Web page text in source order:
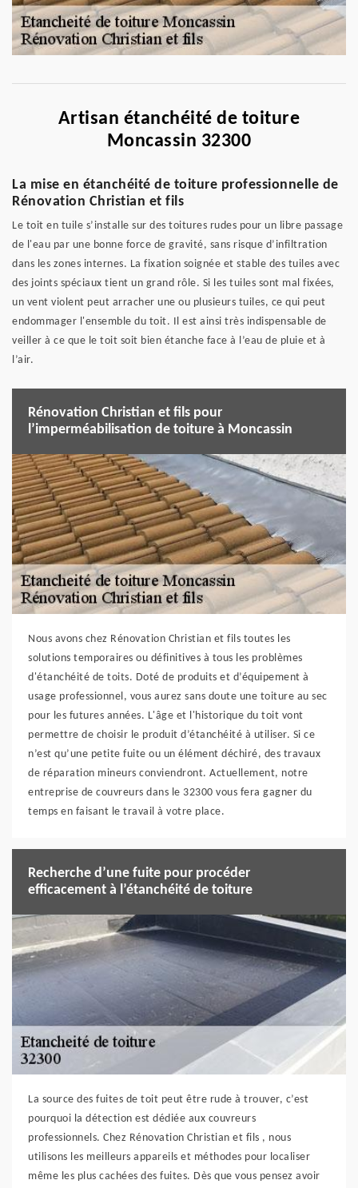
Artisan étanchéité de toiture
Moncassin 32300
La mise en étanchéité de toiture professionnelle de
Rénovation Christian et fils
Le toit en tuile s’installe sur des toitures rudes pour un libre passage
de l'eau par une bonne force de gravité, sans risque d’infiltration
dans les zones internes. La fixation soignée et stable des tuiles avec
des joints spéciaux tient un grand rôle. Si les tuiles sont mal fixées,
un vent violent peut arracher une ou plusieurs tuiles, ce qui peut
endommager l'ensemble du toit. Il est ainsi très indispensable de
veiller à ce que le toit soit bien étanche face à l’eau de pluie et à
l’air.
Rénovation Christian et fils pour
l’imperméabilisation de toiture à Moncassin
Nous avons chez Rénovation Christian et fils toutes les
solutions temporaires ou définitives à tous les problèmes
d'étanchéité de toits. Doté de produits et d’équipement à
usage professionnel, vous aurez sans doute une toiture au sec
pour les futures années. L'âge et l'historique du toit vont
permettre de choisir le produit d’étanchéité à utiliser. Si ce
n’est qu’une petite fuite ou un élément déchiré, des travaux
de réparation mineurs conviendront. Actuellement, notre
entreprise de couvreurs dans le 32300 vous fera gagner du
temps en faisant le travail à votre place.
Recherche d’une fuite pour procéder
efficacement à l’étanchéité de toiture
La source des fuites de toit peut être rude à trouver, c’est
pourquoi la détection est dédiée aux couvreurs
professionnels. Chez Rénovation Christian et fils , nous
utilisons les meilleurs appareils et méthodes pour localiser
même les plus cachées des fuites. Dès que vous pensez avoir